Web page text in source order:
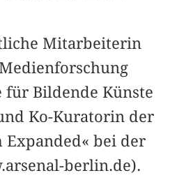
Mitarbeiterin
für Bildende Künste
Ko-Kuratorin der
Expanded« bei der
berlin.de).